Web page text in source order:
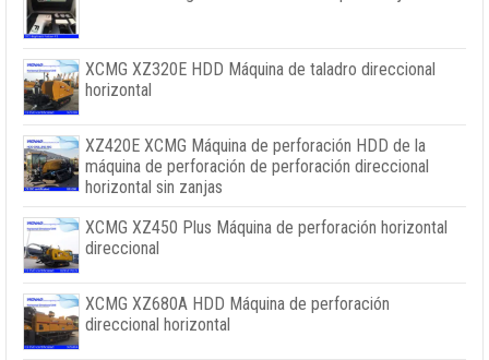
XCMG XZ320E HDD Máquina de taladro direccional
horizontal
XZ420E XCMG Máquina de perforación HDD de la
máquina de perforación de perforación direccional
horizontal sin zanjas
XCMG XZ450 Plus Máquina de perforación horizontal
direccional
XCMG XZ680A HDD Máquina de perforación
direccional horizontal